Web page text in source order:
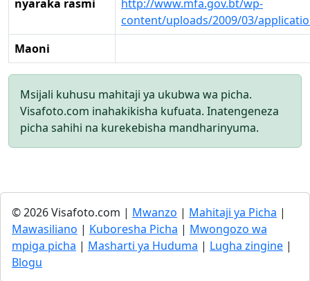
nyaraka rasmi
http://www.mfa.gov.bt/wp-
content/uploads/2009/03/
Maoni
Msijali kuhusu mahitaji ya ukubwa wa picha.
Visafoto.com inahakikisha kufuata. Inatengeneza
picha sahihi na kurekebisha mandharinyuma.
© 2026 Visafoto.com | Mwanzo | Mahitaji ya Picha |
Mawasiliano | Kuboresha Picha | Mwongozo wa
mpiga picha | Masharti ya Huduma | Lugha zingine |
Blogu